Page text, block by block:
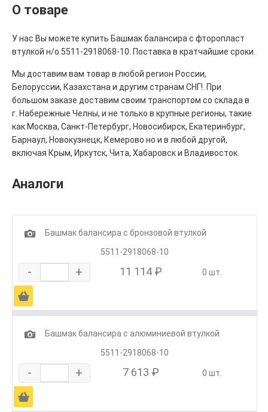
О товаре
У нас Вы можете купить Башмак балансира с фторопласт
втулкой н/о 5511-2918068-10. Поставка в кратчайшие сроки.
Мы доставим вам товар в любой регион России,
Белоруссии, Казахстана и другим странам СНГ!. При
большом заказе доставим своим транспортом со склада в
г. Набережные Челны, и не только в крупные регионы, такие
как Москва, Санкт-Петербург, Новосибирск, Екатеринбург,
Барнаул, Новокузнецк, Кемерово но и в любой другой,
включая Крым, Иркутск, Чита, Хабаровск и Владивосток.
Аналоги
1
Башмак балансира с бронзовой втулкой
5511-2918068-10
- + 11 114 ₽ 0 шт.
Ä
1
Башмак балансира с алюминиевой втулкой
5511-2918068-10
- + 7 613 ₽ 0 шт.
Ä